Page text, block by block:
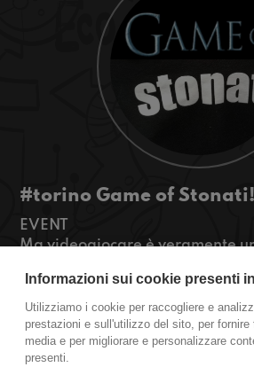
#torino Game of Stonati!
EVENT
Ma videogiocare è veramente
che ne sà più di noi! Inoltre
disegnatori non mancheranno!
#OkkinSu
www.radioimmaginaria.ir
Informazioni sui cookie presenti
Utilizziamo i cookie per raccogliere e
prestazioni e sull'utilizzo del sito, per fornire
media e per migliorare e personalizzare
presenti.